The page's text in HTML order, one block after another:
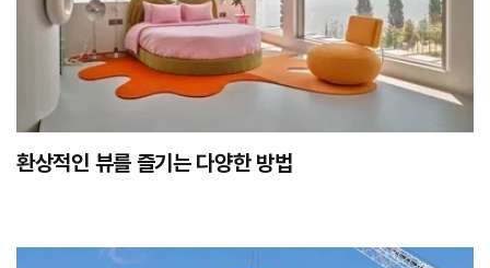
환상적인 뷰를 즐기는 다양한 방법